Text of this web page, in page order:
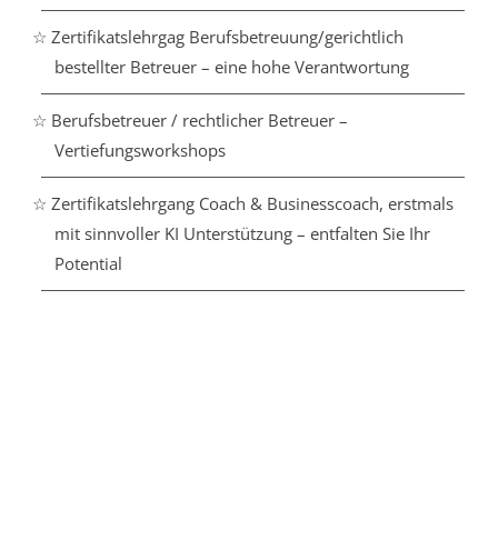
☆ Zertifikatslehrgag Berufsbetreuung/gerichtlich
bestellter Betreuer – eine hohe Verantwortung
☆ Berufsbetreuer / rechtlicher Betreuer –
Vertiefungsworkshops
☆ Zertifikatslehrgang Coach & Businesscoach, erstmals
mit sinnvoller KI Unterstützung – entfalten Sie Ihr
Potential